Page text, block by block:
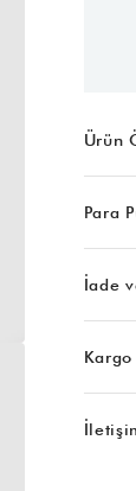
Ürün
Para
İade